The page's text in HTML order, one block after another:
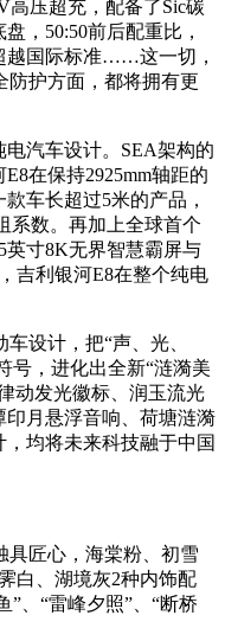
高压超充，配备了Sic碳
，50:50前后配重比，
越国际标准……这一切，
防护方面，都将拥有更
汽车设计。SEA架构的
在保持2925mm轴距的
车长超过5米的产品，
系数。再加上全球首个
英寸8K无界智慧霸屏与
吉利银河E8在整个纯电
设计，把“声、光、
号，进化出全新“涟漪美
动发光徽标、润玉流光
月悬浮音响、荷塘涟漪
均将未来科技融于中国
具匠心，海棠粉、初雪
白、湖境灰2种内饰配
”、“雷峰夕照”、“断桥